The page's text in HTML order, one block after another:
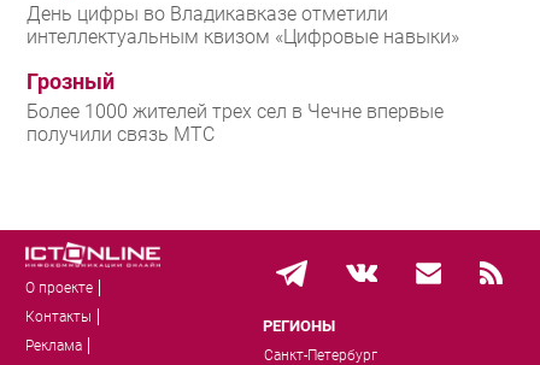
День цифры во Владикавказе отметили
интеллектуальным квизом «Цифровые навыки»
Грозный
Более 1000 жителей трех сел в Чечне впервые
получили связь МТС
О проекте
Контакты
Реклама
РЕГИОНЫ
Санкт-Петербург